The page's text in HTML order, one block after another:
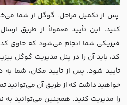
پس از تکمیل مراحل، گوگل از شما
کنید. این تأیید معمولاً از طریق
فیزیکی شما انجام می‌شود که حاوی
کد، باید آن را در پنل مدیریت گوگل
تأیید شود. پس از تأیید مکان، شما
خواهید داشت که از طریق آن می‌توانید
را مدیریت کنید. همچنین می‌توانید به